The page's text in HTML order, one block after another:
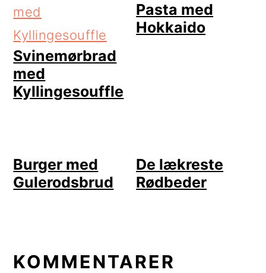
Svinemørbrad
med
Kyllingesouffle
Pasta med
Hokkaido
Burger med
Gulerodsbrud
De lækreste
Rødbeder
KOMMENTARER